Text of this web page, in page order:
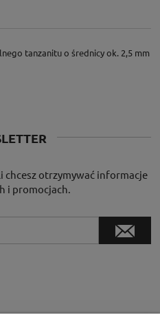
tanzanitu o średnicy ok. 2,5 mm
chcesz otrzymywać informacje
i promocjach.